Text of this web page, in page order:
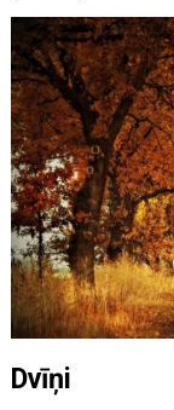
Dvīņi